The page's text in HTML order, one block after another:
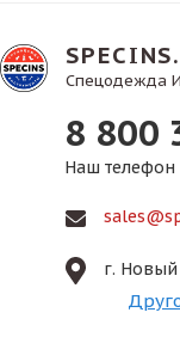
Спецодежда
8 800
Наш телефон
г. Новый